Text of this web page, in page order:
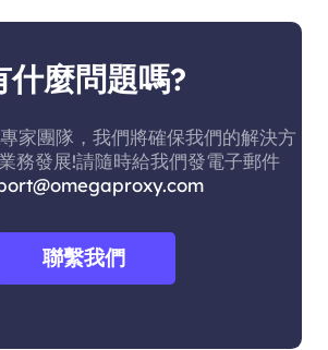
什麼問題嗎?
家團隊，我們將確保我們的解決方
務發展!請隨時給我們發電子郵件
聯繫我們